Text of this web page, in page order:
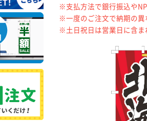
※支払方法で銀行振込や
※一度のご注文で納期の異
※土日祝日は営業日に含ま